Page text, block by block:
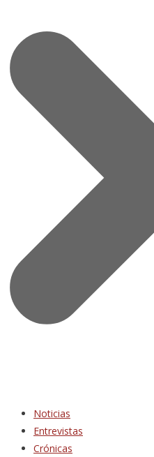
Noticias
Entrevistas
Crónicas